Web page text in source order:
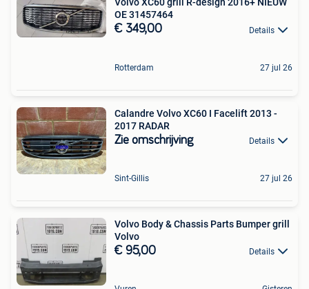
Volvo XC60 grill R-design 2016+ NIEUW
OE 31457464
€ 349,00 Details
Rotterdam 27 jul 26
Calandre Volvo XC60 I Facelift 2013 -
2017 RADAR
Zie omschrijving Details
Sint-Gillis 27 jul 26
Volvo Body & Chassis Parts Bumper grill
Volvo
€ 95,00 Details